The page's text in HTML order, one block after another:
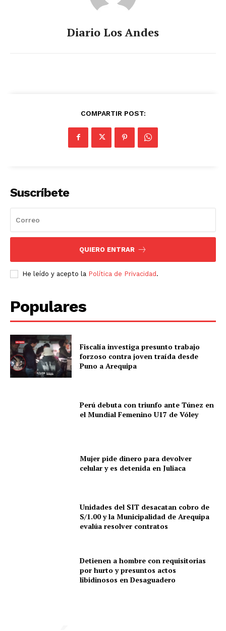
Diario Los Andes
COMPARTIR POST:
Suscríbete
QUIERO ENTRAR
He leído y acepto la Política de Privacidad.
Populares
Fiscalía investiga presunto trabajo
forzoso contra joven traída desde
Puno a Arequipa
Perú debuta con triunfo ante Túnez en
el Mundial Femenino U17 de Vóley
Mujer pide dinero para devolver
celular y es detenida en Juliaca
Unidades del SIT desacatan cobro de
S/1.00 y la Municipalidad de Arequipa
evalúa resolver contratos
Detienen a hombre con requisitorias
por hurto y presuntos actos
libidinosos en Desaguadero